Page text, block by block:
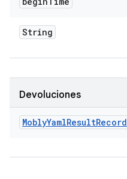
String
Devoluciones
MoblyYamlResultRecord